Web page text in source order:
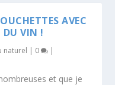
AVEC
DU VIN !
naturel | 0 |
et que je